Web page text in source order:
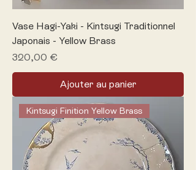
Vase Hagi-Yaki - Kintsugi Traditionnel
Japonais - Yellow Brass
Prix
320,00 €
Ajouter au panier
Kintsugi Finition Yellow Brass